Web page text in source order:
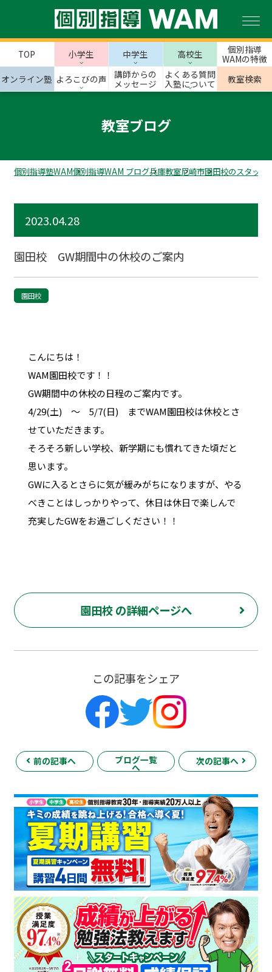
TOP 小学生 中学生 高校生
個別指導
WAMの特徴
オンライン塾 よろこびの声
講師からの
メッセージ
よくある質問
入塾について
教室検索
教室ブログ
個別指導塾WAM個別指導WAM ブログ兵庫教室尼崎市園田校のスタッフ
2023.04.28
園田校 GW期間中の休校のご案内
園田校
こんにちは！
WAM園田校です！！
GW期間中の休校の日程のご案内です。
4/29(土) ～ 5/7(日) までWAM園田校は休校とさ
せていただきます。
そろそろ新しい学校、新学期にも慣れてきた頃だと
思います。
GWに入るとさらに気が緩みがちになりますが、やる
べきことはしっかりやって、休日は休日で楽しんで
充実したGWをお過ごしください！！
園田校 の詳細ページへ
この記事をシェア
前の記事へ ブログ一覧
へ
次の記事へ